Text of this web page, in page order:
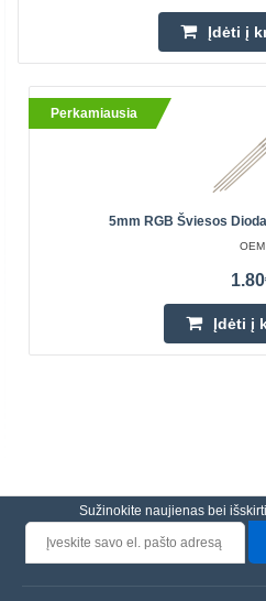
Įdėti į
Perkamiausia
5mm RGB Šviesos
OEM
Įdėti į
Sužinokite naujienas bei